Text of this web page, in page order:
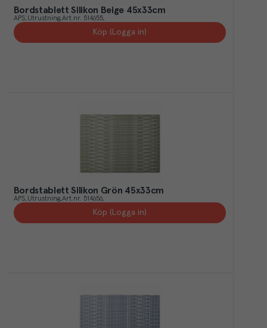
Bordstablett Silikon Beige 45x33cm
APS Utrustning Art.nr. 514655
Köp (Logga in)
Bordstablett Silikon Grön 45x33cm
APS Utrustning Art.nr. 514656
Köp (Logga in)